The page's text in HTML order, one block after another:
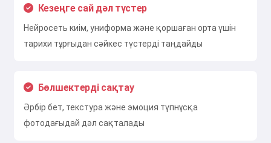
Кезеңге сай дәл түстер
Нейросеть киім, униформа және қоршаған орта үшін
тарихи тұрғыдан сәйкес түстерді таңдайды
Бөлшектерді сақтау
Әрбір бет, текстура және эмоция түпнұсқа
фотодағыдай дәл сақталады